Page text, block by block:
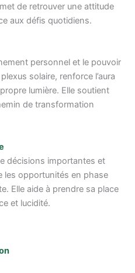
de retrouver une attitude
aux défis quotidiens.
personnel et le pouvoir
solaire, renforce l’aura
lumière. Elle soutient
de transformation
décisions importantes et
les opportunités en phase
Elle aide à prendre sa place
et lucidité.